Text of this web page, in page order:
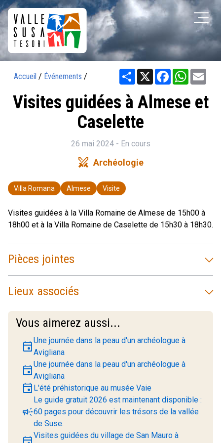
Accueil / Événements / Share X Facebook
Visites guidées à Almese et
Caselette
26 mai 2024 - En cours
swords Archéologie
Villa Romana Almese Visite
Visites guidées à la Villa Romaine de Almese de 15h00 à
18h00 et à la Villa Romaine de Caselette de 15h30 à 18h30.
Pièces jointes
Lieux associés
Vous aimerez aussi...
eventUne journée dans la peau d'un archéologue à
Avigliana
eventUne journée dans la peau d'un archéologue à
Avigliana
event L'été préhistorique au musée Vaie
campaign
Le guide gratuit 2026 est maintenant disponible :
60 pages pour découvrir les trésors de la vallée
de Suse.
Visites guidées du village de San Mauro à